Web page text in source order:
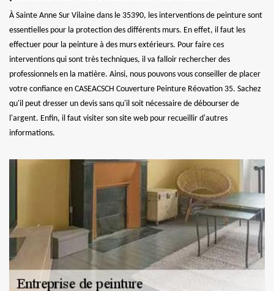
À Sainte Anne Sur Vilaine dans le 35390, les interventions de peinture sont
essentielles pour la protection des différents murs. En effet, il faut les
effectuer pour la peinture à des murs extérieurs. Pour faire ces
interventions qui sont très techniques, il va falloir rechercher des
professionnels en la matière. Ainsi, nous pouvons vous conseiller de placer
votre confiance en CASEACSCH Couverture Peinture Réovation 35. Sachez
qu'il peut dresser un devis sans qu'il soit nécessaire de débourser de
l'argent. Enfin, il faut visiter son site web pour recueillir d'autres
informations.